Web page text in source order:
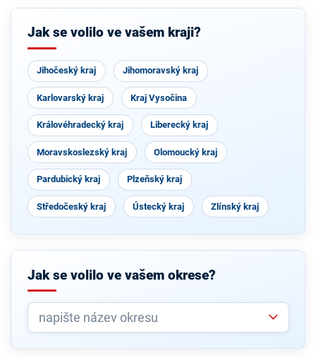
Svobodný
Starostové
pro
Moravu
Jak se volilo ve vašem kraji?
Jihočeský kraj Jihomoravský kraj
Karlovarský kraj Kraj Vysočina
Královéhradecký kraj Liberecký kraj
Moravskoslezský kraj Olomoucký kraj
Pardubický kraj Plzeňský kraj
Středočeský kraj Ústecký kraj Zlínský kraj
Jak se volilo ve vašem okrese?